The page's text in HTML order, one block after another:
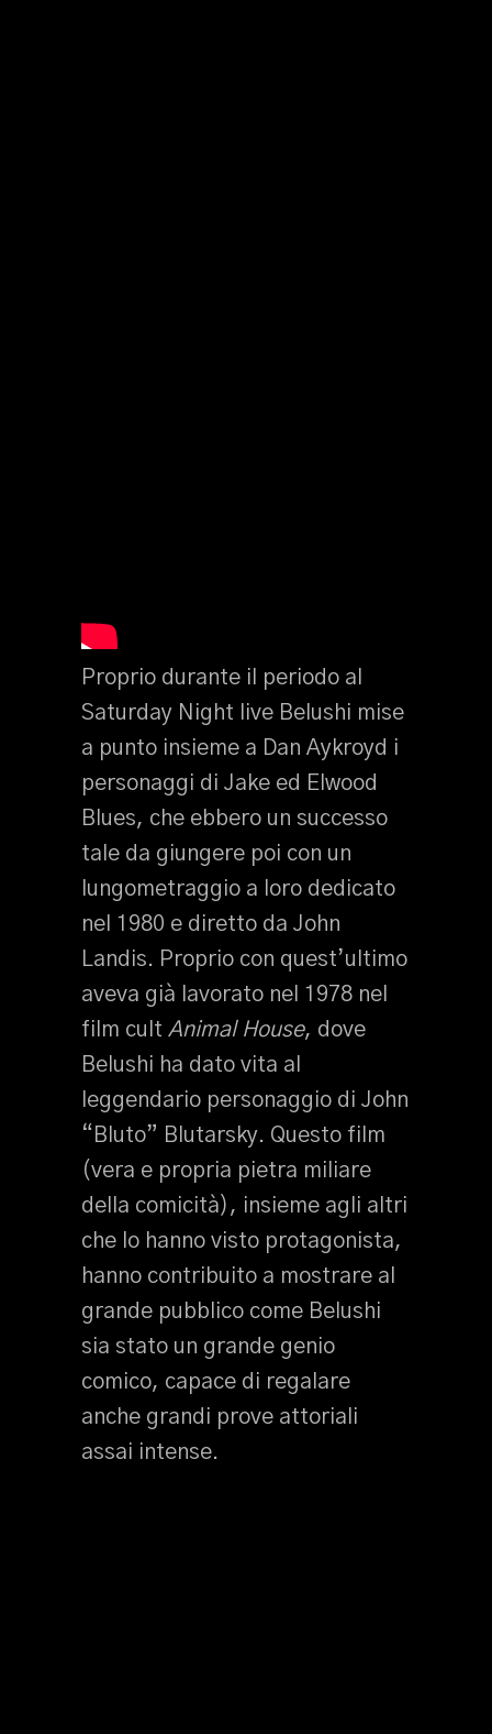
Proprio durante il periodo al
Saturday Night live Belushi mise
a punto insieme a Dan Aykroyd i
personaggi di Jake ed Elwood
Blues, che ebbero un successo
tale da giungere poi con un
lungometraggio a loro dedicato
nel 1980 e diretto da John
Landis. Proprio con quest’ultimo
aveva già lavorato nel 1978 nel
film cult Animal House, dove
Belushi ha dato vita al
leggendario personaggio di John
“Bluto” Blutarsky. Questo film
(vera e propria pietra miliare
della comicità), insieme agli altri
che lo hanno visto protagonista,
hanno contribuito a mostrare al
grande pubblico come Belushi
sia stato un grande genio
comico, capace di regalare
anche grandi prove attoriali
assai intense.